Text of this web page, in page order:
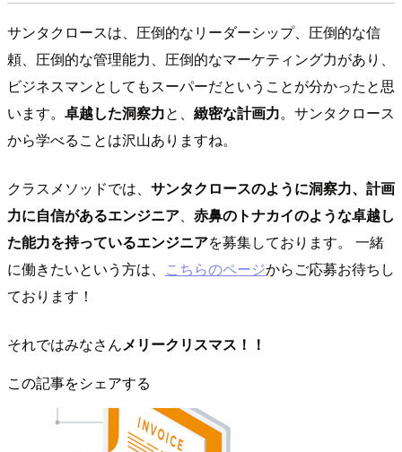
サンタクロースは、圧倒的なリーダーシップ、圧倒的な信
頼、圧倒的な管理能力、圧倒的なマーケティング力があり、
ビジネスマンとしてもスーパーだということが分かったと思
います。 卓越した洞察力と、 緻密な計画力。サンタクロース
から学べることは沢山ありますね。
クラスメソッドでは、 サンタクロースのように洞察力、計画
力に自信があるエンジニア、 赤鼻のトナカイのような卓越し
た能力を持っているエンジニアを募集しております。 一緒
に働きたいという方は、 こちらのページからご応募お待ちし
ております！
それではみなさんメリークリスマス！！
この記事をシェアする